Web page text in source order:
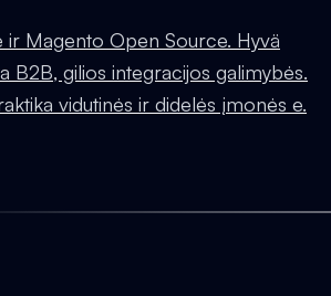
Magento Open Source. Hyvä
B2B, gilios integracijos galimybės.
vidutinės ir didelės įmonės e.